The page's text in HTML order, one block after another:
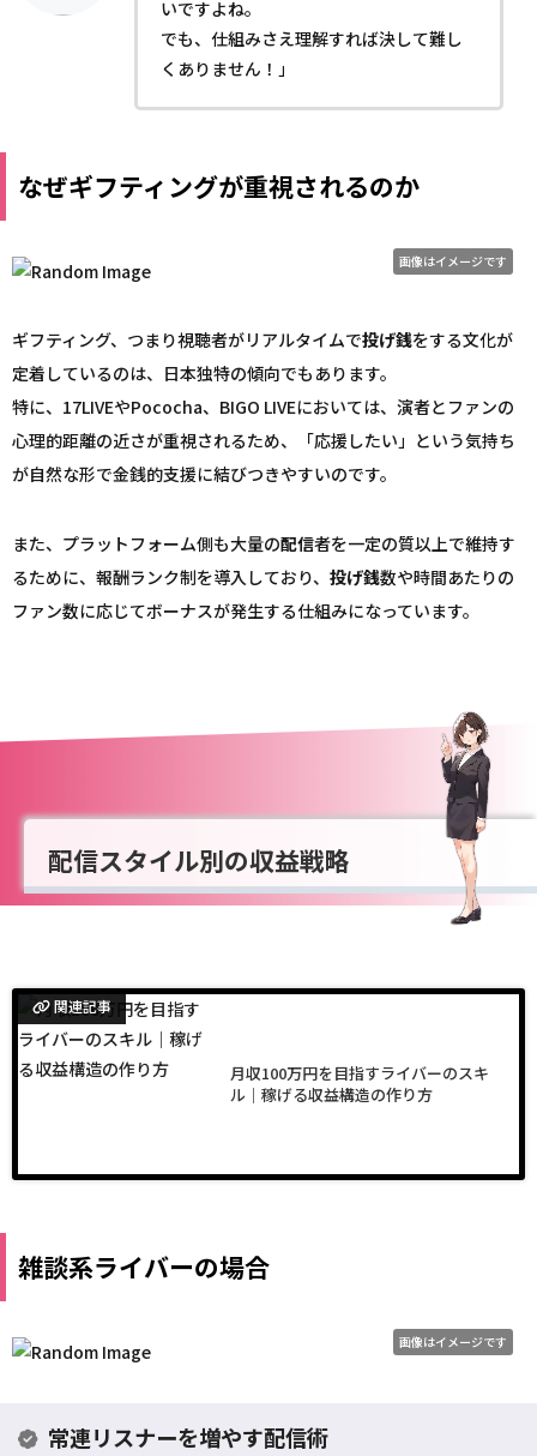
いですよね。
でも、仕組みさえ理解すれば決して難し
くありません！」
なぜギフティングが重視されるのか
画像はイメージです
ギフティング、つまり視聴者がリアルタイムで投げ銭をする文化が
定着しているのは、日本独特の傾向でもあります。
特に、17LIVEやPococha、BIGO LIVEにおいては、演者とファンの
心理的距離の近さが重視されるため、「応援したい」という気持ち
が自然な形で金銭的支援に結びつきやすいのです。
また、プラットフォーム側も大量の配信者を一定の質以上で維持す
るために、報酬ランク制を導入しており、 投げ銭数や時間あたりの
ファン数に応じてボーナスが発生する仕組みになっています。
配信スタイル別の収益戦略
関連記事
月収100万円を目指すライバーのスキ
ル｜稼げる収益構造の作り方
雑談系ライバーの場合
画像はイメージです
常連リスナーを増やす配信術